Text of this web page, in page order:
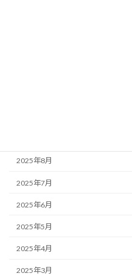
2025年8月
2025年7月
2025年6月
2025年5月
2025年4月
2025年3月